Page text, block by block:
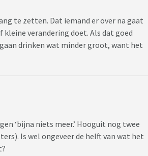
te zetten. Dat iemand er over na gaat
verandering doet. Als dat goed
drinken wat minder groot, want het
‘bijna niets meer.’ Hooguit nog twee
Is wel ongeveer de helft van wat het